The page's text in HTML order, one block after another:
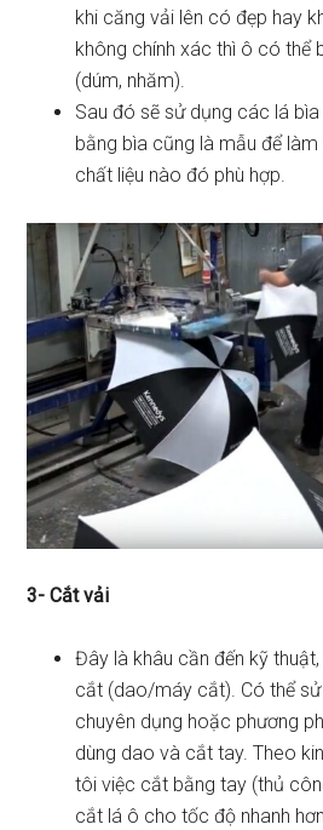
khi căng vải lên có đẹp hay
không chính xác thì ô có thể
(dúm, nhăm).
Sau đó sẽ sử dụng các lá
bằng bìa cũng là mẫu để
chất liệu nào đó phù hợp.
3- Cắt vải
Đây là khâu cần đến kỹ
cắt (dao/máy cắt). Có thể
chuyên dụng hoặc phương
dùng dao và cắt tay. Theo
tôi việc cắt bằng tay (thủ
cắt lá ô cho tốc độ nhanh